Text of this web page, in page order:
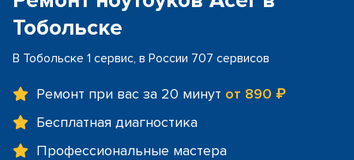
Тобольске
В Тобольске 1 сервис, в России 707 сервисов
Ремонт при вас за 20 минут от 890 ₽
Бесплатная диагностика
Профессиональные мастера